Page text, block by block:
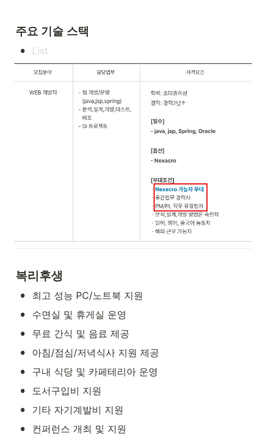
주요 기술 스택
•
복리후생
• 최고 성능 PC/노트북 지원
• 수면실 및 휴게실 운영
• 무료 간식 및 음료 제공
• 아침/점심/저녁식사 지원 제공
• 구내 식당 및 카페테리아 운영
• 도서구입비 지원
• 기타 자기계발비 지원
• 컨퍼런스 개최 및 지원